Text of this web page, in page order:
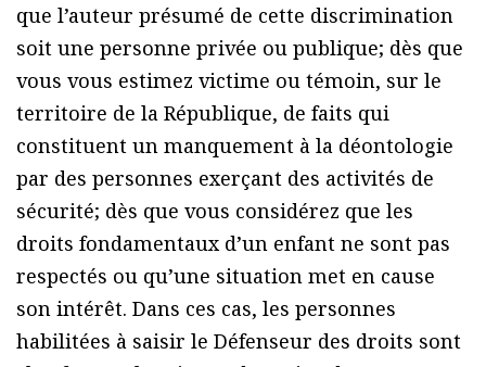
que l’auteur présumé de cette discrimination
soit une personne privée ou publique; dès que
vous vous estimez victime ou témoin, sur le
territoire de la République, de faits qui
constituent un manquement à la déontologie
par des personnes exerçant des activités de
sécurité; dès que vous considérez que les
droits fondamentaux d’un enfant ne sont pas
respectés ou qu’une situation met en cause
son intérêt. Dans ces cas, les personnes
habilitées à saisir le Défenseur des droits sont